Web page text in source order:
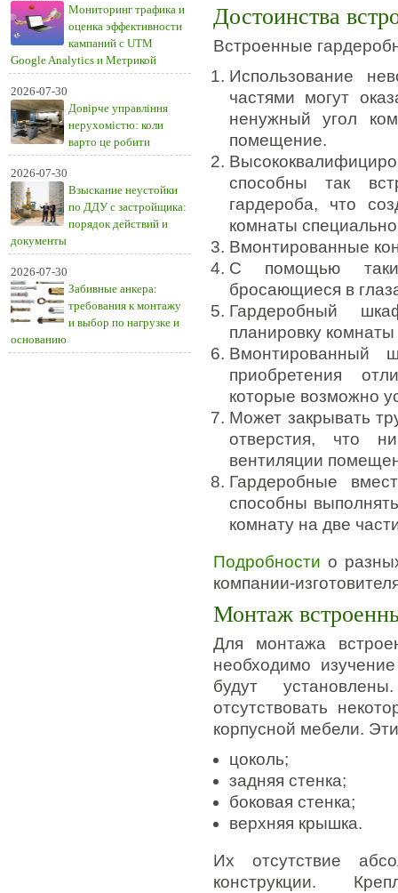
Мониторинг трафика и
оценка эффективности
кампаний с UTM
Google Analytics и Метрикой
2026-07-30
Довірче управління
нерухомістю: коли
варто це робити
2026-07-30
Взыскание неустойки
по ДДУ с застройщика:
порядок действий и
документы
2026-07-30
Забивные анкера:
требования к монтажу
и выбор по нагрузке и
основанию
Достоинства
Встроенные
Использование
частями могут
ненужный угол
помещение.
способны так
гардероба, что
комнаты
Вмонтированные
С помощью
бросающиеся в
Гардеробный
планировку
Вмонтированный
приобретения
которые возможно
Может закрывать
отверстия, что
вентиляции
Гардеробные
способны
комнату на две
Подробности о
компании-
Монтаж
Для монтажа
необходимо
будут
отсутствовать
корпусной мебели.
цоколь;
задняя стенка;
боковая стенка;
верхняя крышка.
Их отсутствие
конструкции.